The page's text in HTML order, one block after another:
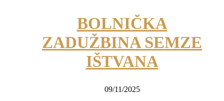
BOLNIČKA
ZADUŽBINA SEMZE
IŠTVANA
09/11/2025